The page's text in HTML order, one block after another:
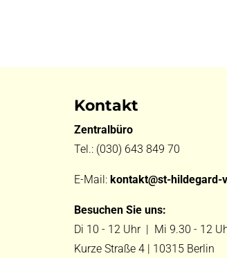
Kontakt
Zentralbüro
Tel.: (030) 643 849 70
E-Mail: kontakt@st-hildegard-
Besuchen Sie uns:
Di 10 - 12 Uhr | Mi 9.30 - 12
Kurze Straße 4 | 10315 Berlin